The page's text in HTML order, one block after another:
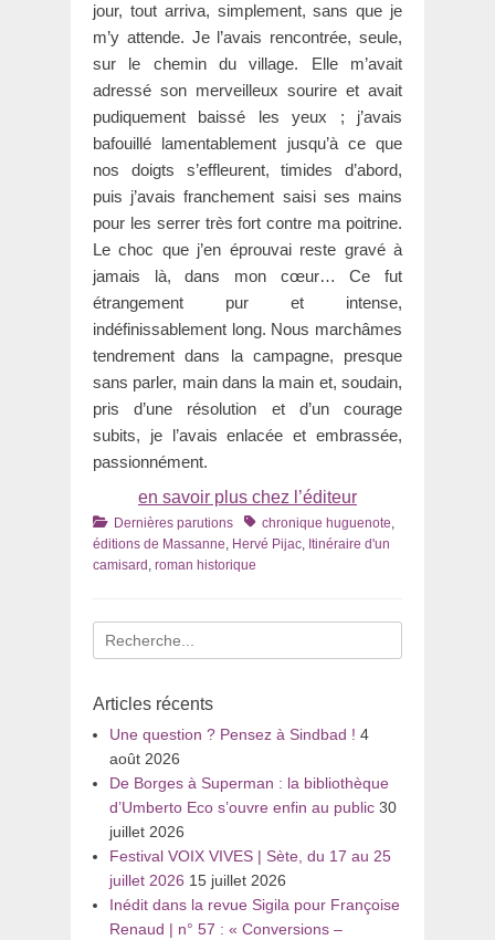
jour, tout arriva, simplement, sans que je
m’y attende. Je l’avais rencontrée, seule,
sur le chemin du village. Elle m’avait
adressé son merveilleux sourire et avait
pudiquement baissé les yeux ; j’avais
bafouillé lamentablement jusqu’à ce que
nos doigts s’effleurent, timides d’abord,
puis j’avais franchement saisi ses mains
pour les serrer très fort contre ma poitrine.
Le choc que j’en éprouvai reste gravé à
jamais là, dans mon cœur… Ce fut
étrangement pur et intense,
indéfinissablement long. Nous marchâmes
tendrement dans la campagne, presque
sans parler, main dans la main et, soudain,
pris d’une résolution et d’un courage
subits, je l’avais enlacée et embrassée,
passionnément.
en savoir plus chez l’éditeur
Catégories
Dernières parutions Tagschronique huguenote,
éditions de Massanne, Hervé Pijac, Itinéraire d'un
camisard , roman historique
Recherche
pour
Articles récents
Une question ? Pensez à Sindbad ! 4
août 2026
De Borges à Superman : la bibliothèque
d’Umberto Eco s’ouvre enfin au public 30
juillet 2026
Festival VOIX VIVES | Sète, du 17 au 25
juillet 2026 15 juillet 2026
Inédit dans la revue Sigila pour Françoise
Renaud | n° 57 : « Conversions –